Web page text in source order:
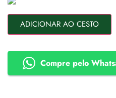
ADICIONAR AO CESTO
Compre pelo